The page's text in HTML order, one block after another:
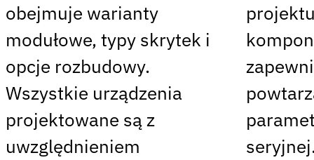
obejmuje warianty
modułowe, typy skrytek i
opcje rozbudowy.
Wszystkie urządzenia
projektowane są z
uwzględnieniem